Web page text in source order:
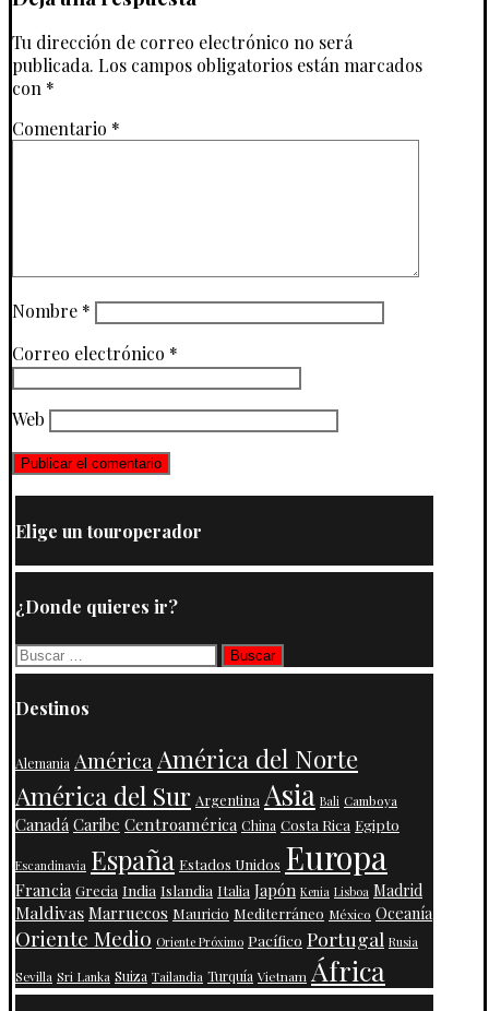
Tu dirección de correo electrónico no será
publicada. Los campos obligatorios están marcados
con *
Comentario *
Nombre *
Correo electrónico *
Web
Elige un touroperador
¿Donde quieres ir?
Buscar:
Destinos
Alemania AméricaAmérica del Norte
América del Sur Argentina Asia Bali Camboya
Canadá Caribe Centroamérica China Costa Rica Egipto
Escandinavia España Estados Unidos Europa
Francia Grecia India Islandia Italia Japón Kenia Lisboa Madrid
Maldivas Marruecos Mauricio Mediterráneo México Oceanía
Oriente Medio Oriente Próximo Pacífico Portugal Rusia
Sevilla Sri Lanka Suiza Tailandia Turquía Vietnam África